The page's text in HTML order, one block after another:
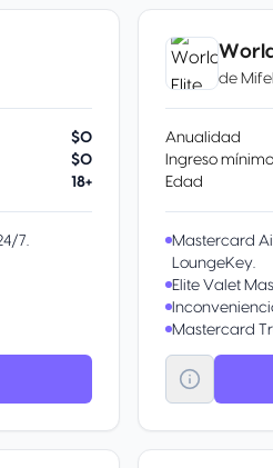
$0
$0
18+
7.
de Mifel
Anualidad
Ingreso mínimo
Edad
Mastercard
LoungeKey.
Elite Valet
Mastercard
Elite Lounge
Terminal 1